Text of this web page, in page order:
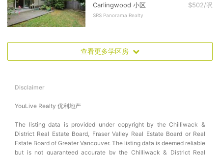
Carlingwood 小区 $502/呎
SRS Panorama Realty
查看更多学区房
Disclaimer
YouLive Realty 优利地产
The listing data is provided under copyright by the Chilliwack &
District Real Estate Board, Fraser Valley Real Estate Board or Real
Estate Board of Greater Vancouver. The listing data is deemed reliable
but is not guaranteed accurate by the Chilliwack & District Real